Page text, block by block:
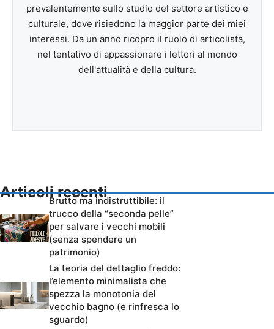
prevalentemente sullo studio del settore artistico e
culturale, dove risiedono la maggior parte dei miei
interessi. Da un anno ricopro il ruolo di articolista,
nel tentativo di appassionare i lettori al mondo
dell'attualità e della cultura.
Articoli recenti
Brutto ma indistruttibile: il
trucco della “seconda pelle”
per salvare i vecchi mobili
(senza spendere un
patrimonio)
La teoria del dettaglio freddo:
l’elemento minimalista che
spezza la monotonia del
vecchio bagno (e rinfresca lo
sguardo)